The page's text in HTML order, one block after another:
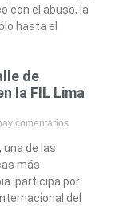
con el abuso, la
hasta el
de
la FIL Lima
comentarios
una de las
más
participa por
del